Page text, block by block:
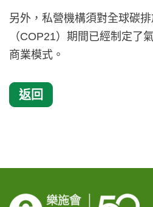
另外，私營機構須對全球碳
（COP21）期間已經制定
商業模式。
返回